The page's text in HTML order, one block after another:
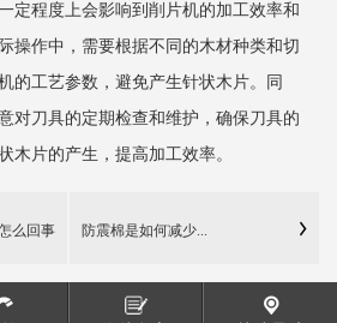
程度上会影响到削片机的加工效率和
操作中，需要根据不同的木材种类和切
的工艺参数，避免产生针状木片。同
对刀具的定期检查和维护，确保刀具的
木片的产生，提高加工效率。
么回事 防震棉是如何减少...